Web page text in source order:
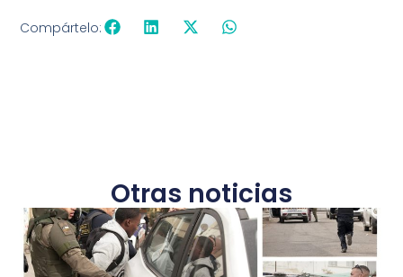
Compártelo:
Otras noticias